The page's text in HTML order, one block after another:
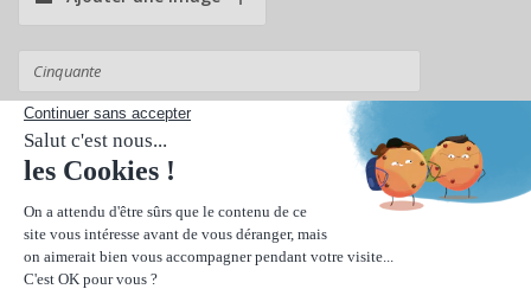
Suivant